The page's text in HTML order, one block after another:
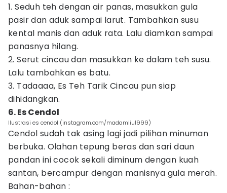
1. Seduh teh dengan air panas, masukkan gula
pasir dan aduk sampai larut. Tambahkan susu
kental manis dan aduk rata. Lalu diamkan sampai
panasnya hilang.
2. Serut cincau dan masukkan ke dalam teh susu.
Lalu tambahkan es batu.
3. Tadaaaa, Es Teh Tarik Cincau pun siap
dihidangkan.
6. Es Cendol
Ilustrasi es cendol (instagram.com/madamliu1999)
Cendol sudah tak asing lagi jadi pilihan minuman
berbuka. Olahan tepung beras dan sari daun
pandan ini cocok sekali diminum dengan kuah
santan, bercampur dengan manisnya gula merah.
Bahan-bahan :